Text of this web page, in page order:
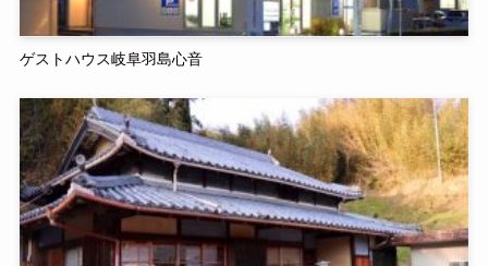
ゲストハウス岐阜羽島心音